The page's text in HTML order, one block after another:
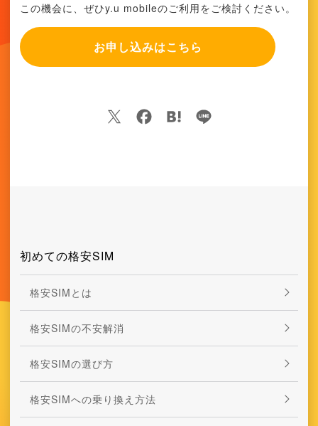
この機会に、ぜひy.u mobileのご利用をご検討ください。
お申し込みはこちら
初めての格安SIM
格安SIMとは
格安SIMの不安解消
格安SIMの選び方
格安SIMへの乗り換え方法